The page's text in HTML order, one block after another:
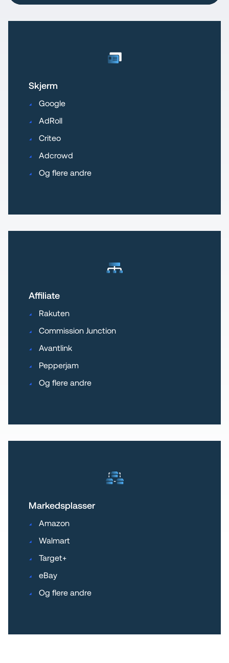
Skjerm
Google
AdRoll
Criteo
Adcrowd
Og flere andre
Affiliate
Rakuten
Commission Junction
Avantlink
Pepperjam
Og flere andre
Markedsplasser
Amazon
Walmart
Target+
eBay
Og flere andre